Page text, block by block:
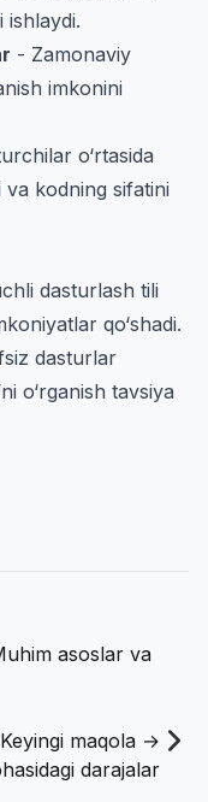
ishlaydi.
- Zamonaviy
imkonini
o‘rtasida
kodning sifatini
dasturlash tili
qo‘shadi.
dasturlar
o‘rganish tavsiya
post on Facebook
this post via
asoslar va
Keyingi maqola →
darajalar